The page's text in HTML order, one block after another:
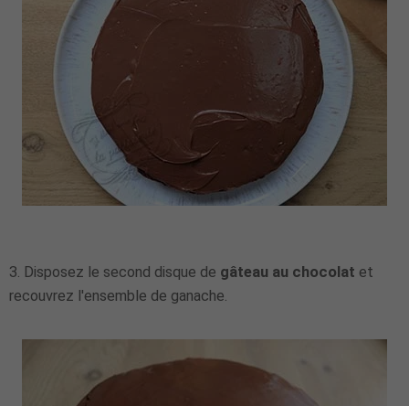
3. Disposez le second disque de gâteau au chocolat et
recouvrez l'ensemble de ganache.